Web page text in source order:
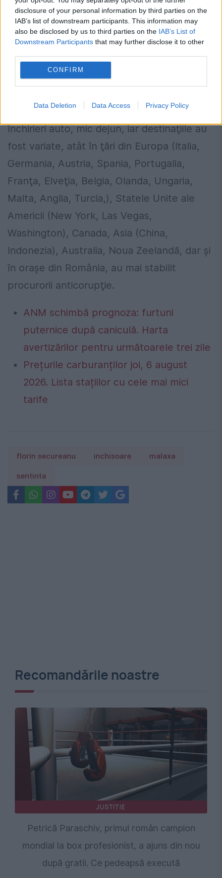
disclosure of your personal information by third parties on the
IAB’s list of downstream participants. This information may
also be disclosed by us to third parties on the IAB’s List of
Downstream Participants that may further disclose it to other
CONFIRM
Data Deletion Data Access Privacy Policy
Secureanu fiind cel care decidea conţinutul
pachetului, când şi unde urma a fi
participante.
achiziţionarea de bilete avion, cazare,
închirieri auto, mic dejun, iar destinaţiile au
fost variate, atât în ţări din Europa (Italia,
Germania, Austria, Spania, Portugalia,
Franţa, Elveţia, Belgia, Olanda, Ungaria,
Malta, Anglia, Turcia,), Statele Unite ale
Americii (New York, Las Vegas,
Washington), Canada, Asia (China,
Indonezia), Australia, Noua Zeelandă, dar şi
în oraşe din România, au mai stabilit
procurorii anticorupţie.
ANM schimbă prognoza: furtuni
puternice după caniculă. Harta
avertizărilor pentru următoarele trei zile
Prețurile carburanților joi, 6 august
2026. Lista stațiilor cu cele mai mici
tarife
florin secureanu inchisoare malaxa
sentinta
Recomandările noastre
JUSTITIE
Petrică Paraschiv, primul român campion
mondial la box profesionist, a ajuns din nou
după gratii. Ce pedeapsă execută